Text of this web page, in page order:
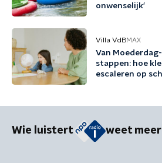
onwenselijk'
Villa VdBMAX
Van
stappen: hoe
escaleren op
Wie luistert weet meer